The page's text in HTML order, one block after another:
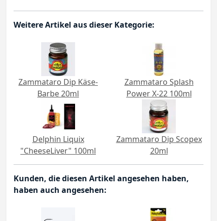
Weitere Artikel aus dieser Kategorie:
Zammataro Dip Käse-
Barbe 20ml
Zammataro Splash
Power X-22 100ml
Delphin Liquix
"CheeseLiver" 100ml
Zammataro Dip Scopex
20ml
Kunden, die diesen Artikel angesehen haben,
haben auch angesehen: